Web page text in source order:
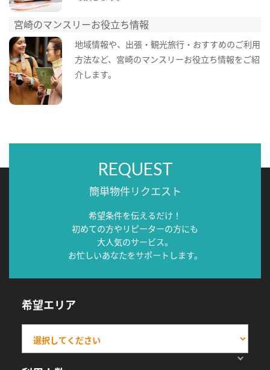
宮崎のマンスリーお役立ち情報
地域情報や、出張・観光旅行・おすすめのご利用
方法など、宮崎のマンスリーお役立ち情報をご紹
介します。
REQUEST
簡単物件リクエスト
希望条件を伝えるだけ！
初めての方やリピーターの方にも
大人気のサービス。
お忙しいあなたをサポートします。
希望エリア